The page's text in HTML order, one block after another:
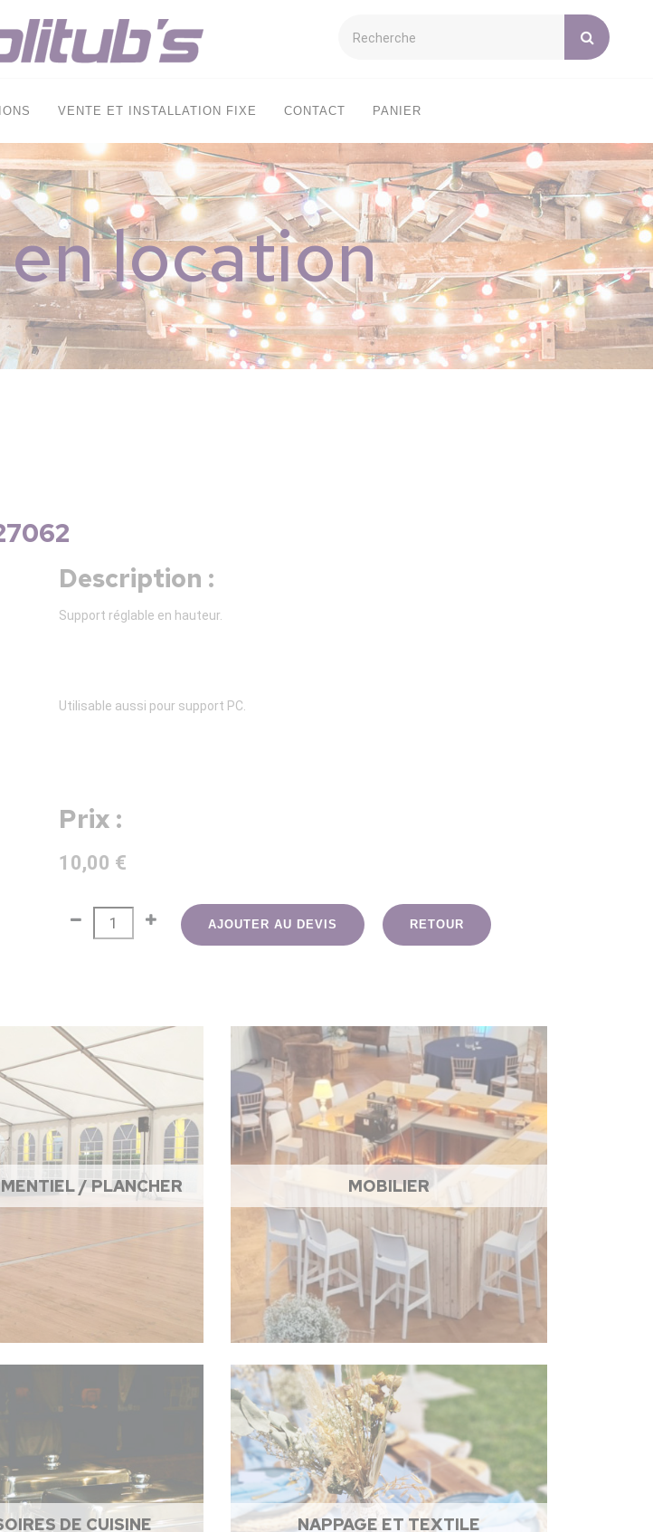
VENTE ET INSTALLATION FIXE CONTACT PANIER
location
Description :
Support réglable en hauteur.
Utilisable aussi pour support PC.
Prix :
10,00 €
AJOUTER AU DEVIS RETOUR
/ PLANCHER MOBILIER
DE CUISINE NAPPAGE ET TEXTILE